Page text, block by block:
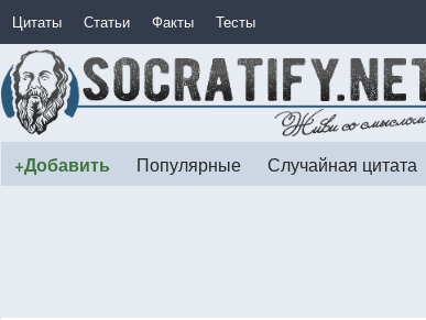
Цитаты Статьи Факты Тесты
+Добавить Популярные Случайная цитата